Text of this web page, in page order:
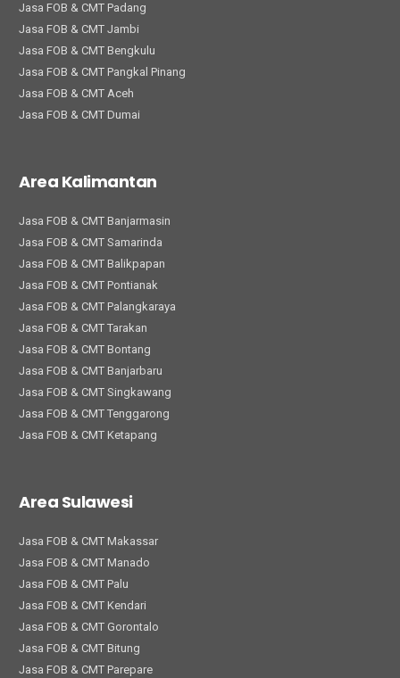
Jasa FOB & CMT Padang
Jasa FOB & CMT Jambi
Jasa FOB & CMT Bengkulu
Jasa FOB & CMT Pangkal Pinang
Jasa FOB & CMT Aceh
Jasa FOB & CMT Dumai
Area Kalimantan
Jasa FOB & CMT Banjarmasin
Jasa FOB & CMT Samarinda
Jasa FOB & CMT Balikpapan
Jasa FOB & CMT Pontianak
Jasa FOB & CMT Palangkaraya
Jasa FOB & CMT Tarakan
Jasa FOB & CMT Bontang
Jasa FOB & CMT Banjarbaru
Jasa FOB & CMT Singkawang
Jasa FOB & CMT Tenggarong
Jasa FOB & CMT Ketapang
Area Sulawesi
Jasa FOB & CMT Makassar
Jasa FOB & CMT Manado
Jasa FOB & CMT Palu
Jasa FOB & CMT Kendari
Jasa FOB & CMT Gorontalo
Jasa FOB & CMT Bitung
Jasa FOB & CMT Parepare